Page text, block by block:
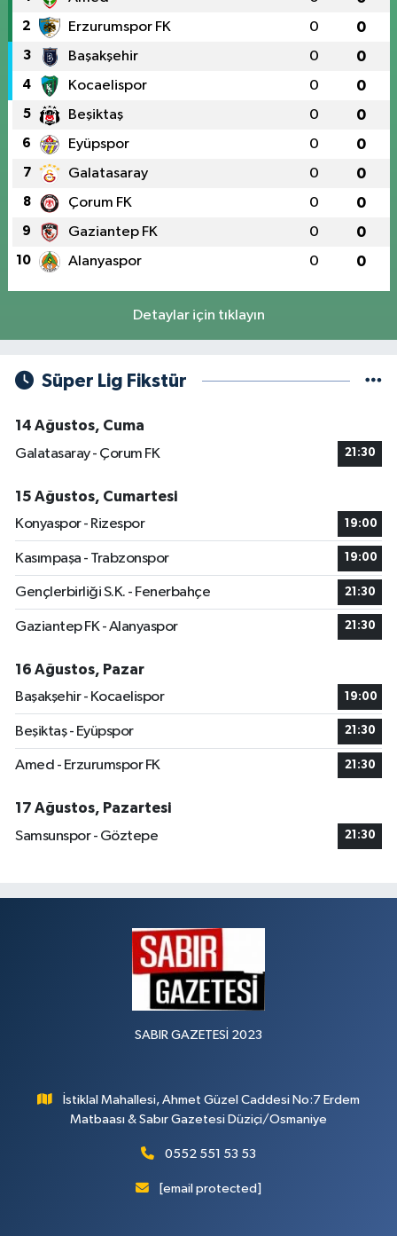
2 Erzurumspor FK 0 0
3 Başakşehir 0 0
4 Kocaelispor 0 0
5 Beşiktaş 0 0
6 Eyüpspor 0 0
7 Galatasaray 0 0
8 Çorum FK 0 0
9 Gaziantep FK 0 0
10 Alanyaspor 0 0
Detaylar için tıklayın
Süper Lig Fikstür
14 Ağustos, Cuma
Galatasaray - Çorum FK
21:30
15 Ağustos, Cumartesi
Konyaspor - Rizespor
19:00
Kasımpaşa - Trabzonspor 19:00
Gençlerbirliği S.K. - Fenerbahçe 21:30
Gaziantep FK - Alanyaspor 21:30
16 Ağustos, Pazar
Başakşehir - Kocaelispor
19:00
Beşiktaş - Eyüpspor 21:30
Amed - Erzurumspor FK 21:30
17 Ağustos, Pazartesi
Samsunspor - Göztepe
21:30
SABIR GAZETESİ 2023
İstiklal Mahallesi, Ahmet Güzel Caddesi No:7 Erdem
Matbaası & Sabır Gazetesi Düziçi/Osmaniye
0552 551 53 53
[email protected]